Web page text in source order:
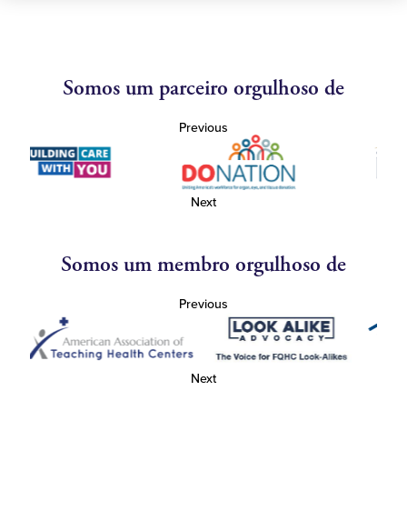
Somos um parceiro orgulhoso de
Previous
Next
Somos um membro orgulhoso de
Previous
Next